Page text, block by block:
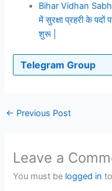
Bihar Vidhan
में सुरक्षा प्रहरी के
शुरू |
Telegram Group
← Previous Post
Leave a
You must be logged in